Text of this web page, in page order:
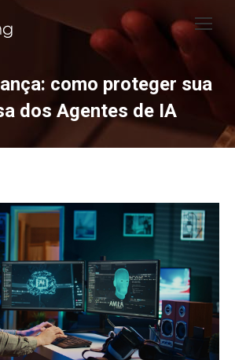
como proteger sua
dos Agentes de IA